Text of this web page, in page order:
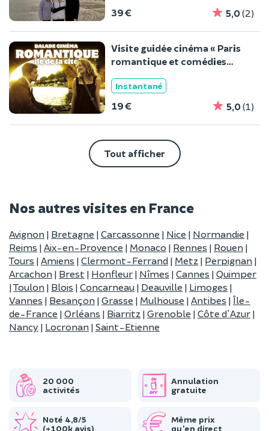
39 € 5,0(2)
Visite guidée cinéma « Paris
romantique et comédies
Instantané
19 € 5,0(1)
Tout afficher
Nos autres visites en France
Avignon | Bretagne | Carcassonne | Nice | Normandie |
Reims | Aix-en-Provence | Monaco | Rennes | Rouen |
Tours | Amiens | Clermont-Ferrand | Metz | Perpignan |
Arcachon | Brest | Honfleur | Nîmes | Cannes | Quimper
|Toulon | Blois | Concarneau | Deauville | Limoges |
Vannes | Besançon | Grasse | Mulhouse | Antibes | Île-
de-France | Orléans | Biarritz | Grenoble | Côte d'Azur |
Nancy | Locronan | Saint-Etienne
20 000
activités
Annulation
gratuite
Noté 4,8/5
(+100k avis)
Même prix
qu'en direct